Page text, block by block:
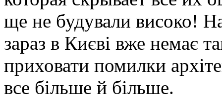
ще не будували високо!
зараз в Києві вже немає
приховати помилки
все більше й більше.